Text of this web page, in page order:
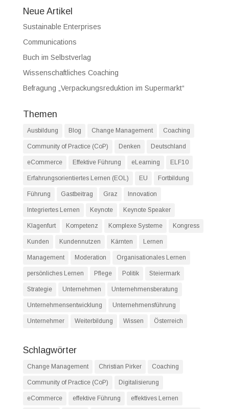
Neue Artikel
Sustainable Enterprises
Communications
Buch im Selbstverlag
Wissenschaftliches Coaching
Befragung „Verpackungsreduktion im Supermarkt“
Themen
Ausbildung Blog Change Management Coaching
Community of Practice (CoP) Denken Deutschland
eCommerce Effektive Führung eLearning ELF10
Erfahrungsorientiertes Lernen (EOL) EU Fortbildung
Führung Gastbeitrag Graz Innovation
Integriertes Lernen Keynote Keynote Speaker
Klagenfurt Kompetenz Komplexe Systeme Kongress
Kunden Kundennutzen Kärnten Lernen
Management Moderation Organisationales Lernen
persönliches Lernen Pflege Politik Steiermark
Strategie Unternehmen Unternehmensberatung
Unternehmensentwicklung Unternehmensführung
Unternehmer Weiterbildung Wissen Österreich
Schlagwörter
Change Management Christian Pirker Coaching
Community of Practice (CoP) Digitalisierung
eCommerce effektive Führung effektives Lernen